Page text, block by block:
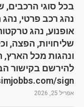
בכל סוגי הרכבים,
נהג רכב פרטי,
אופנוע, נהג
שליחויות, הפצה,
ונהגות מכל הארץ,
להירשם בקישור
sign/
אפריל 25, 2026